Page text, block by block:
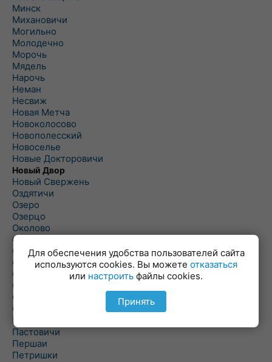
Минск
Михановичи
Могильно
Молодечно
Морочь
Мядель
Нарочь
Неман
Несвиж
Новая Метча
Новоколосово
Новополесский
Новоселье
Новые Докторовичи
Новый Двор
Новый Свержень
Оздятичи
Озеро
Озерцо
Околово
Октябрь
Октябрьский
Олехновичи
Омговичи
Оношки
Осовец
Острошицкий Городок
Пасека
Пастовичи
Першаи
Петришки
Для обеспечения удобства пользователей сайта
используются cookies. Вы можете отказаться
или настроить файлы cookies.
Принять